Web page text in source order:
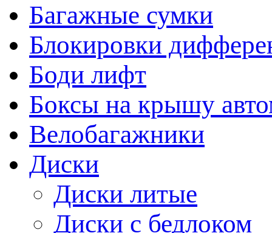
Багажные сумки
Блокировки
Боди лифт
Боксы на крышу
Велобагажники
Диски
Диски литые
Диски с бедлоком